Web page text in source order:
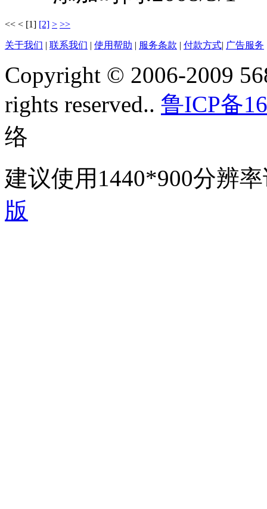
<< < [1] [2] > >>
关于我们 | 联系我们 | 使用帮助 | 服务条款 | 付款方式| 广告服务
Copyright © 2006-2009
rights reserved.. 鲁ICP备
络
建议使用1440*900分辨
版